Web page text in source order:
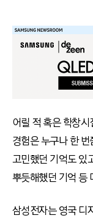
어릴 적 혹은 학창
경험은 누구나 한
고민했던 기억도 있
뿌듯해했던 기억 등
삼성전자는 영국 디